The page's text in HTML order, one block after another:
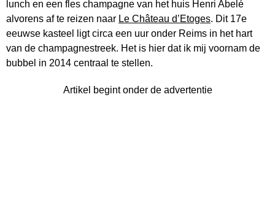
lunch en een fles champagne van het huis Henri Abelé
alvorens af te reizen naar Le Château d’Etoges. Dit 17e
eeuwse kasteel ligt circa een uur onder Reims in het hart
van de champagnestreek. Het is hier dat ik mij voornam de
bubbel in 2014 centraal te stellen.
Artikel begint onder de advertentie